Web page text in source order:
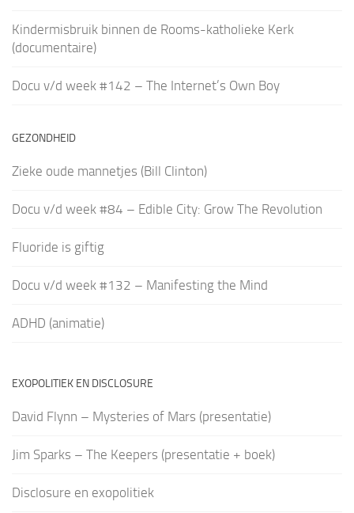
Kindermisbruik binnen de Rooms-katholieke Kerk
(documentaire)
Docu v/d week #142 – The Internet’s Own Boy
GEZONDHEID
Zieke oude mannetjes (Bill Clinton)
Docu v/d week #84 – Edible City: Grow The Revolution
Fluoride is giftig
Docu v/d week #132 – Manifesting the Mind
ADHD (animatie)
EXOPOLITIEK EN DISCLOSURE
David Flynn – Mysteries of Mars (presentatie)
Jim Sparks – The Keepers (presentatie + boek)
Disclosure en exopolitiek